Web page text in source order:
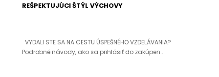
REŠPEKTUJÚCI ŠTÝL VÝCHOVY
VYDALI STE SA NA CESTU ÚSPEŠNÉHO VZDELÁVANIA?
Podrobné návody, ako sa prihlásiť do zakúpen..